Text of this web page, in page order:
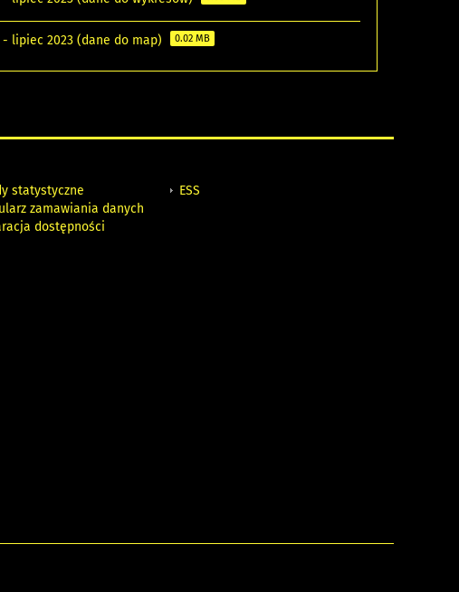
lipiec 2023 (dane do map) 0.02 MB
statystyczne
zamawiania danych
dostępności
ESS